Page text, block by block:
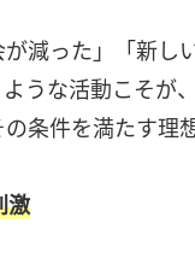
減った」「新し
うな活動こそが
条件を満たす理
激